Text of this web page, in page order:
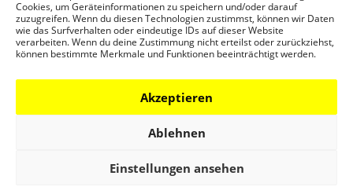
Cookies, um Geräteinformationen zu speichern und/oder darauf
zuzugreifen. Wenn du diesen Technologien zustimmst, können wir Daten
wie das Surfverhalten oder eindeutige IDs auf dieser Website
verarbeiten. Wenn du deine Zustimmung nicht erteilst oder zurückziehst,
können bestimmte Merkmale und Funktionen beeinträchtigt werden.
Akzeptieren
Ablehnen
Einstellungen ansehen
DIE STADT IST DER SPORT. STÄDTE IN
BEWEGUNG: BEISPIELE AUS GANZ
14. Juni 2024–14. Juli 2024
UEFA EURO EM 2024 Fanzone MainuferFrankfurt am Main